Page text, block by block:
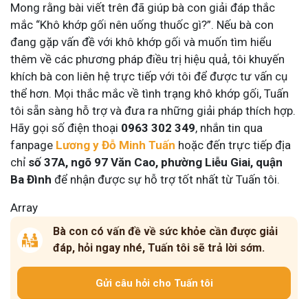
Mong rằng bài viết trên đã giúp bà con giải đáp thắc
mắc “Khô khớp gối nên uống thuốc gì?”. Nếu bà con
đang gặp vấn đề với khô khớp gối và muốn tìm hiểu
thêm về các phương pháp điều trị hiệu quả, tôi khuyến
khích bà con liên hệ trực tiếp với tôi để được tư vấn cụ
thể hơn. Mọi thắc mắc về tình trạng khô khớp gối, Tuấn
tôi sẵn sàng hỗ trợ và đưa ra những giải pháp thích hợp.
Hãy gọi số điện thoại 0963 302 349, nhắn tin qua
fanpage Lương y Đỗ Minh Tuấn hoặc đến trực tiếp địa
chỉ số 37A, ngõ 97 Văn Cao, phường Liễu Giai, quận
Ba Đình để nhận được sự hỗ trợ tốt nhất từ Tuấn tôi.
Array
Bà con có vấn đề về sức khỏe cần được giải
đáp, hỏi ngay nhé, Tuấn tôi sẽ trả lời sớm.
Gửi câu hỏi cho Tuấn tôi